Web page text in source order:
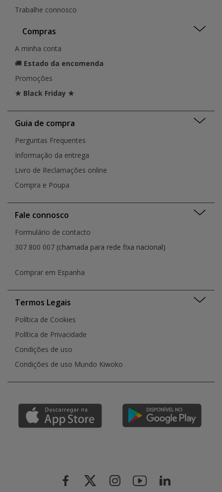
Trabalhe connosco
Compras
A minha conta
🚚 Estado da encomenda
Promoções
★ Black Friday ★
Guia de compra
Perguntas Frequentes
Informação da entrega
Livro de Reclamações online
Compra e Poupa
Fale connosco
Formulário de contacto
307 800 007 (chamada para rede fixa nacional)
Comprar em Espanha
Termos Legais
Política de Cookies
Política de Privacidade
Condições de uso
Condições de uso Mundo Kiwoko